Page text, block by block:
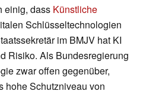
einig, dass Künstliche
Schlüsseltechnologien
im BMJV hat KI
Risiko. Als Bundesregierung
zwar offen gegenüber,
hohe Schutzniveau von